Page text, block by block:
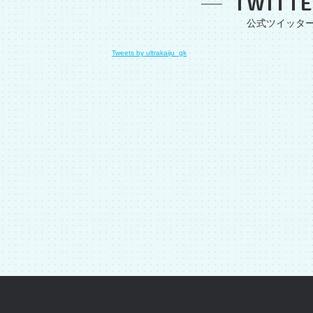
Tweets by ultrakaiju_gk